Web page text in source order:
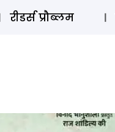
रीडर्स प्रौब्लम